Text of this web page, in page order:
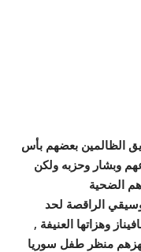
الظالمين بعضهم بأس
وبشار وحزبه ولكن
الضحية
الراقصة لحد
وهزاتها العنيفة ,
منظر طفل سوريا